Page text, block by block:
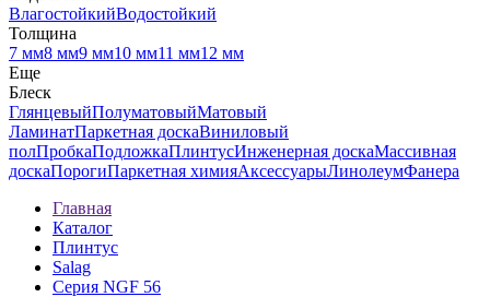
ВлагостойкийВодостойкий
Толщина
7 мм8 мм9 мм10 мм11 мм12 мм
Еще
Блеск
ГлянцевыйПолуматовыйМатовый
ЛаминатПаркетная доскаВиниловый
полПробкаПодложкаПлинтусИнженерная доскаМассивная
доскаПорогиПаркетная химияАксессуарыЛинолеумФанера
Главная
Каталог
Плинтус
Salag
Серия NGF 56